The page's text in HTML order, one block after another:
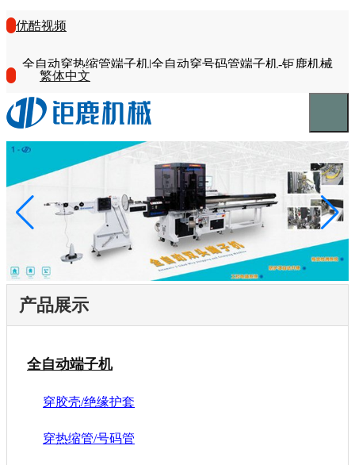
优酷视频
全自动穿热缩管端子机|全自动穿号码管端子机-钜鹿机械
繁体中文
产品展示
全自动端子机
穿胶壳/绝缘护套
穿热缩管/号码管